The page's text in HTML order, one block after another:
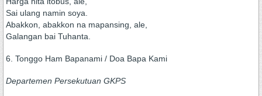
Sai ulang namin soya.
Abakkon, abakkon na mapansing, ale,
Galangan bai Tuhanta.
6. Tonggo Ham Bapanami / Doa Bapa Kami
Departemen Persekutuan GKPS